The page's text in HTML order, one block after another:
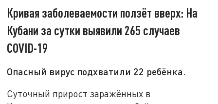
Кривая заболеваемости ползёт вверх: На
Кубани за сутки выявили 265 случаев
COVID-19
Опасный вирус подхватили 22 ребёнка.
Суточный прирост заражённых в